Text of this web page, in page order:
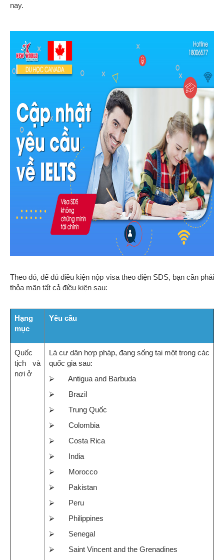
nay.
Theo đó, để đủ điều kiện nộp visa theo diện SDS, bạn cần phải
thỏa mãn tất cả điều kiện sau:
Hạng
mục
Yêu cầu
Quốc
tịch và
nơi ở
Là cư dân hợp pháp, đang sống tại một trong các
quốc gia sau:
⮚ Antigua and Barbuda
⮚ Brazil
⮚ Trung Quốc
⮚ Colombia
⮚ Costa Rica
⮚ India
⮚ Morocco
⮚ Pakistan
⮚ Peru
⮚ Philippines
⮚ Senegal
⮚ Saint Vincent and the Grenadines